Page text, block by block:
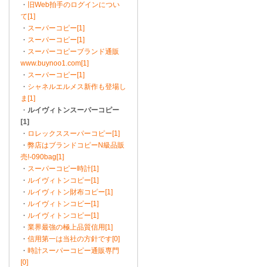
・
旧Web拍手のログインについ
て[1]
・ スーパーコピー[1]
・ スーパーコピー[1]
・ スーパーコピーブランド通販
www.buynoo1.com[1]
・ スーパーコピー[1]
・ シャネルエルメス新作も登場し
ま[1]
・ ルイヴィトンスーパーコピー
[1]
・ ロレックススーパーコピー[1]
・ 弊店はブランドコピーN級品販
売!-090bag[1]
・ スーパーコピー時計[1]
・ ルイヴィトンコピー[1]
・ ルイヴィトン財布コピー[1]
・ ルイヴィトンコピー[1]
・ ルイヴィトンコピー[1]
・ 業界最強の極上品質信用[1]
・ 信用第一は当社の方針です[0]
・ 時計スーパーコピー通販専門
[0]